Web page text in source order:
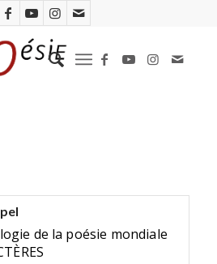
de la poésie mondiale